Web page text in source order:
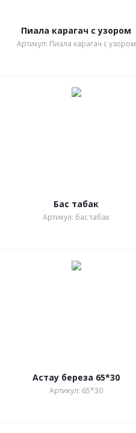
Пиала карагач с узором
Артикул: Пиала карагач с узором
Бас табак
Артикул: бас табак
Астау береза 65*30
Артикул: 65*30